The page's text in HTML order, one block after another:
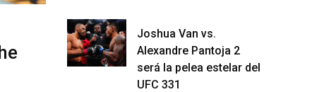
Joshua Van vs.
Alexandre Pantoja 2
será la pelea estelar del
UFC 331